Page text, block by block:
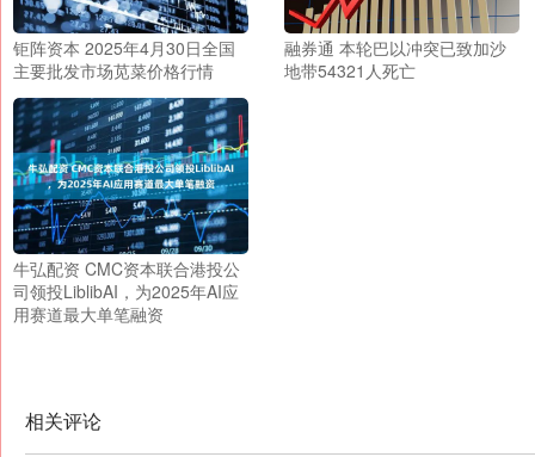
钜阵资本 2025年4月30日全国
主要批发市场苋菜价格行情
融券通 本轮巴以冲突已致加沙
地带54321人死亡
牛弘配资 CMC资本联合港投公
司领投LiblibAI，为2025年AI应
用赛道最大单笔融资
相关评论